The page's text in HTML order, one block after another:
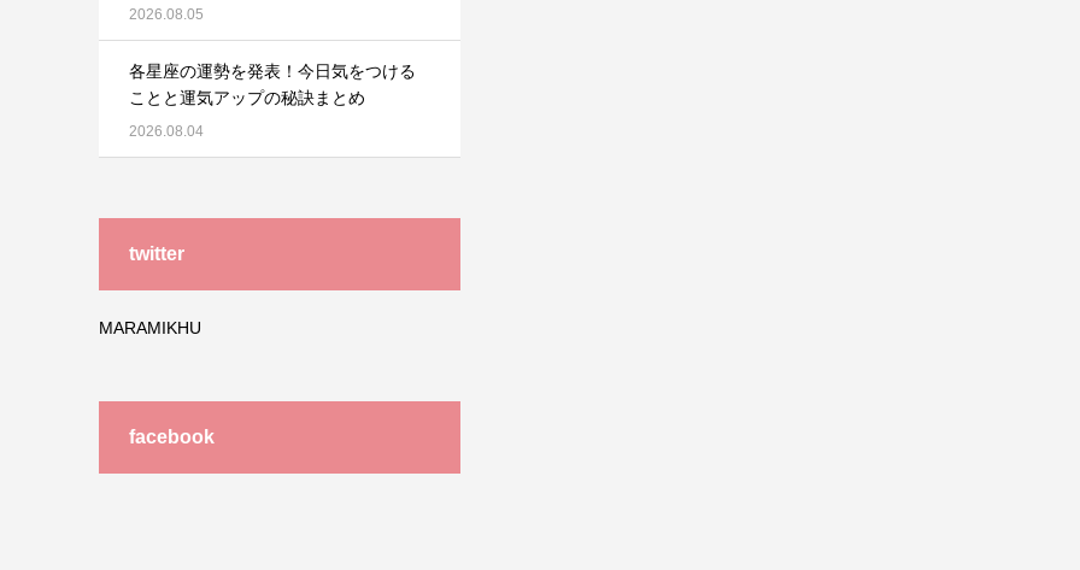
2026.08.05
各星座の運勢を発表！今日気をつける
ことと運気アップの秘訣まとめ
2026.08.04
twitter
MARAMIKHU
facebook